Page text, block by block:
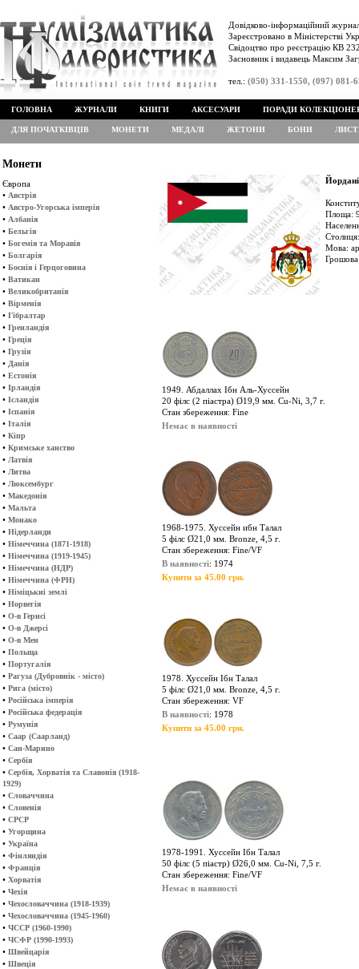
Довідково-інформаційний
Зареєстровано в Міністерстві
Свідоцтво про реєстрацію КВ
Засновник і видавець Максим
тел.: (050) 331-1550, (097) 081-
ГОЛОВНА ЖУРНАЛИ КНИГИ АКСЕСУАРИ ПОРАДИ
ДЛЯ ПОЧАТКІВЦІВ МОНЕТИ МЕДАЛІ ЖЕТОНИ БОНИ
Монети
Європа
• Австрія
• Австро-Угорська імперія
• Албанія
• Бельгія
• Богемія та Моравія
• Болгарія
• Боснія і Герцоговина
• Ватикан
• Великобританія
• Вірменія
• Гібралтар
• Гренландія
• Греція
• Грузія
• Данія
• Естонія
• Ірландія
• Ісландія
• Іспанія
• Італія
• Кіпр
• Кримське ханство
• Латвія
• Литва
• Люксембург
• Македонія
• Мальта
• Монако
• Нідерланди
• Німеччина (1871-1918)
• Німеччина (1919-1945)
• Німеччина (НДР)
• Німеччина (ФРН)
• Німіцькиі землі
• Норвегія
• О-в Гернсі
• О-в Джерсі
• О-в Мен
• Польща
• Португалія
• Рагуза (Дубровнік - місто)
• Рига (місто)
• Російська імперія
• Російська федерація
• Румунія
• Саар (Саарланд)
• Сан-Марино
• Сербія
• Сербія, Хорватія та Славонія (1918-
1929)
• Словаччина
• Словенія
• СРСР
• Угорщина
• Україна
• Фінляндія
• Франція
• Хорватія
• Чехія
• Чехословаччина (1918-1939)
• Чехословаччина (1945-1960)
• ЧССР (1960-1990)
• ЧСФР (1990-1993)
• Швейцарія
• Швеція
Площа:
Мова:
1949. Абдаллах Ібн Аль-Хуссейн
20 філс (2 піастра) Ø19,9 мм. Cu-Ni, 3,7 г.
Стан збереження: Fine
Немає в наявності
1968-1975. Хуссейн ибн Талал
5 філс Ø21,0 мм. Bronze, 4,5 г.
Стан збереження: Fine/VF
В наявності: 1974
Купити за 45.00 грн.
1978. Хуссейн Ібн Талал
5 філс Ø21,0 мм. Bronze, 4,5 г.
Стан збереження: VF
В наявності: 1978
Купити за 45.00 грн.
1978-1991. Хуссейн Ібн Талал
50 філс (5 піастр) Ø26,0 мм. Cu-Ni, 7,5 г.
Стан збереження: Fine/VF
Немає в наявності